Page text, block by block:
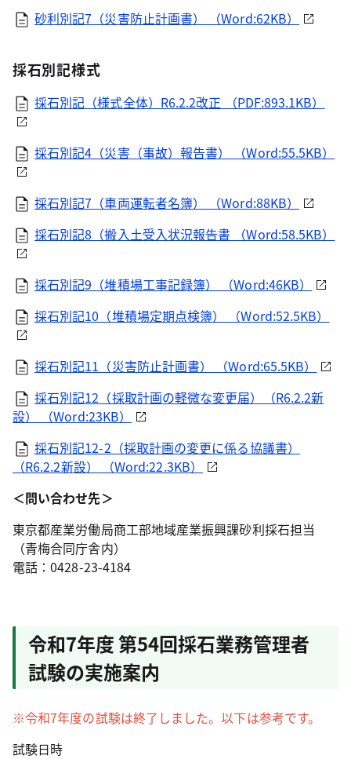
砂利別記7（災害防止計画書） （Word:62KB）
採石別記様式
採石別記（様式全体）R6.2.2改正 （PDF:893.1KB）
採石別記4（災害（事故）報告書） （Word:55.5KB）
採石別記7（車両運転者名簿） （Word:88KB）
採石別記8（搬入土受入状況報告書 （Word:58.5KB）
採石別記9（堆積場工事記録簿） （Word:46KB）
採石別記10（堆積場定期点検簿） （Word:52.5KB）
採石別記11（災害防止計画書） （Word:65.5KB）
採石別記12（採取計画の軽微な変更届）（R6.2.2新
設） （Word:23KB）
採石別記12-2（採取計画の変更に係る協議書）
（R6.2.2新設） （Word:22.3KB）
＜問い合わせ先＞
東京都産業労働局商工部地域産業振興課砂利採石担当
（青梅合同庁舎内）
電話：0428-23-4184
令和7年度 第54回採石業務管理者
試験の実施案内
※令和7年度の試験は終了しました。以下は参考です。
試験日時